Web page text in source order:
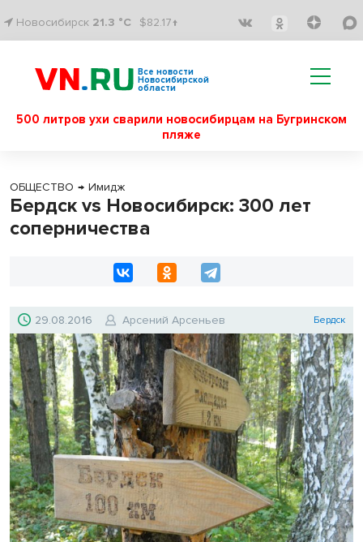
Новосибирск 21.3 °C $82.17↑
Все новости
Новосибирской
области
500 литров ухи сварили новосибирцам на Бугринском
пляже
ОБЩЕСТВО → Имидж
Бердск vs Новосибирск: 300 лет
соперничества
29.08.2016 Арсений Арсеньев Бердск